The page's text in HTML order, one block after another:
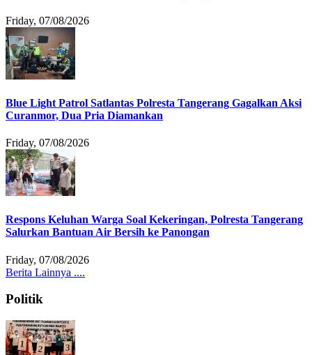
Friday, 07/08/2026
Blue Light Patrol Satlantas Polresta Tangerang Gagalkan Aksi
Curanmor, Dua Pria Diamankan
Friday, 07/08/2026
Respons Keluhan Warga Soal Kekeringan, Polresta Tangerang
Salurkan Bantuan Air Bersih ke Panongan
Friday, 07/08/2026
Berita Lainnya ....
Politik